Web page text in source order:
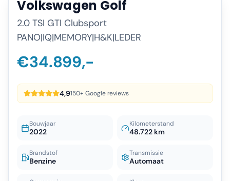
Volkswagen Golf
2.0 TSI GTI Clubsport
PANO|IQ|MEMORY|H&K|LEDER
€34.899,-
4,9150+ Google reviews
Bouwjaar
2022
Kilometerstand
48.722 km
Brandstof
Benzine
Transmissie
Automaat